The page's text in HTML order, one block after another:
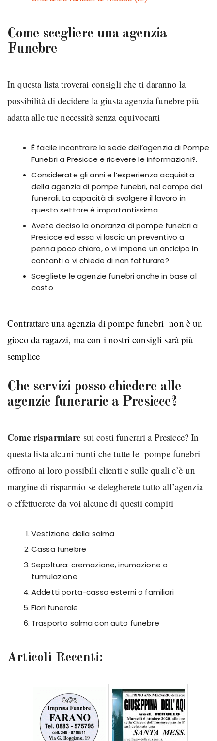
Come scegliere una agenzia
Funebre
In questa lista troverai consigli che ti daranno la
possibilità di decidere la giusta agenzia funebre più
adatta alle tue necessità senza equivocarti
È facile incontrare la sede dell’agenzia di Pompe
Funebri a Presicce e ricevere le informazioni?.
Considerate gli anni e l’esperienza acquisita
della agenzia di pompe funebri, nel campo dei
funerali. La capacità di svolgere il lavoro in
questo settore è importantissima.
Avete deciso la onoranza di pompe funebri a
Presicce ed essa vi lascia un preventivo a
penna poco chiaro, o vi impone un anticipo in
contanti o vi chiede di non fatturare?
Scegliete le agenzie funebri anche in base al
costo
Contrattare una agenzia di pompe funebri non è un
gioco da ragazzi, ma con i nostri consigli sarà più
semplice
Che servizi posso chiedere alle
agenzie funerarie a Presicce?
Come risparmiare sui costi funerari a Presicce? In
questa lista alcuni punti che tutte le pompe funebri
offrono ai loro possibili clienti e sulle quali c’è un
margine di risparmio se delegherete tutto all’agenzia
o effettuerete da voi alcune di questi compiti
Vestizione della salma
Cassa funebre
Sepoltura: cremazione, inumazione o
tumulazione
Addetti porta-cassa esterni o familiari
Fiori funerale
Trasporto salma con auto funebre
Articoli Recenti: